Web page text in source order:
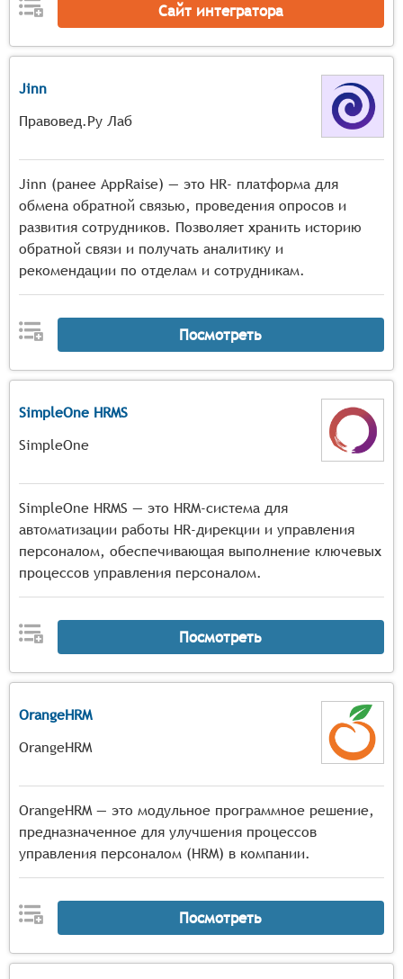
Сайт интегратора
Jinn
Правовед.Ру Лаб
Jinn (ранее AppRaise) — это HR- платформа для
обмена обратной связью, проведения опросов и
развития сотрудников. Позволяет хранить историю
обратной связи и получать аналитику и
рекомендации по отделам и сотрудникам.
Посмотреть
SimpleOne HRMS
SimpleOne
SimpleOne HRMS — это HRM-система для
автоматизации работы HR-дирекции и управления
персоналом, обеспечивающая выполнение ключевых
процессов управления персоналом.
Посмотреть
OrangeHRM
OrangeHRM
OrangeHRM — это модульное программное решение,
предназначенное для улучшения процессов
управления персоналом (HRM) в компании.
Посмотреть